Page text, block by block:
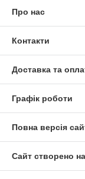
Про нас
Контакти
Доставка та
Графік роботи
Повна версія
Сайт створено